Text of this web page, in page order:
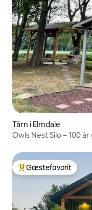
Tårn i Elmdale
Owls Nest Silo – 100
Bedste gæstefavorit
Gæstefavorit